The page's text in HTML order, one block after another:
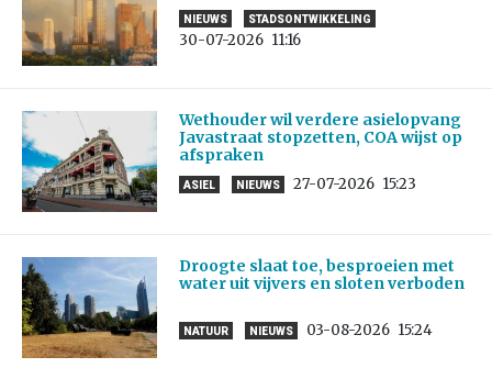
NIEUWS STADSONTWIKKELING
30-07-2026 11:16
Wethouder wil verdere asielopvang
Javastraat stopzetten, COA wijst op
afspraken
ASIEL NIEUWS 27-07-2026 15:23
Droogte slaat toe, besproeien met
water uit vijvers en sloten verboden
NATUUR NIEUWS 03-08-2026 15:24